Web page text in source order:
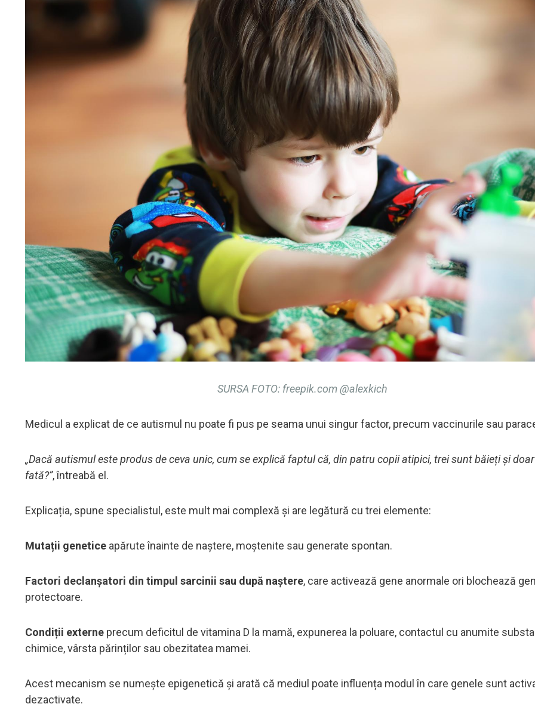
SURSA FOTO: freepik.com @alexkich
Medicul a explicat de ce autismul nu poate fi pus pe seama unui singur factor, precum vaccinurile sau
„Dacă autismul este produs de ceva unic, cum se explică faptul că, din patru copii atipici, trei sunt băieți și
fată?”, întreabă el.
Explicația, spune specialistul, este mult mai complexă și are legătură cu trei elemente:
Mutații genetice apărute înainte de naștere, moștenite sau generate spontan.
Factori declanșatori din timpul sarcinii sau după naștere, care activează gene anormale ori blochează
protectoare.
Condiții externe precum deficitul de vitamina D la mamă, expunerea la poluare, contactul cu anumite
chimice, vârsta părinților sau obezitatea mamei.
Acest mecanism se numește epigenetică și arată că mediul poate influența modul în care genele sunt
dezactivate.